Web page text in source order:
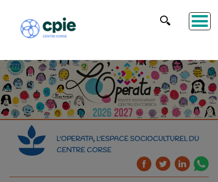
L'OPERATA, L'ESPACE SOCIOCULTUREL DU
CENTRE CORSE